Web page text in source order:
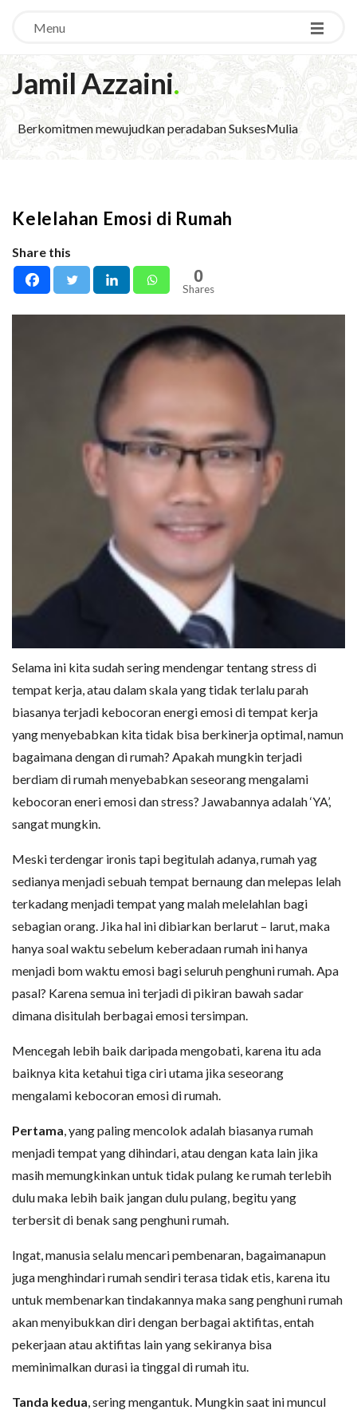
Menu
Jamil Azzaini.
Berkomitmen mewujudkan peradaban SuksesMulia
Kelelahan Emosi di Rumah
Share this
0
Shares
Selama ini kita sudah sering mendengar tentang stress di
tempat kerja, atau dalam skala yang tidak terlalu parah
biasanya terjadi kebocoran energi emosi di tempat kerja
yang menyebabkan kita tidak bisa berkinerja optimal, namun
bagaimana dengan di rumah? Apakah mungkin terjadi
berdiam di rumah menyebabkan seseorang mengalami
kebocoran eneri emosi dan stress? Jawabannya adalah ‘YA’,
sangat mungkin.
Meski terdengar ironis tapi begitulah adanya, rumah yag
sedianya menjadi sebuah tempat bernaung dan melepas lelah
terkadang menjadi tempat yang malah melelahlan bagi
sebagian orang. Jika hal ini dibiarkan berlarut – larut, maka
hanya soal waktu sebelum keberadaan rumah ini hanya
menjadi bom waktu emosi bagi seluruh penghuni rumah. Apa
pasal? Karena semua ini terjadi di pikiran bawah sadar
dimana disitulah berbagai emosi tersimpan.
Mencegah lebih baik daripada mengobati, karena itu ada
baiknya kita ketahui tiga ciri utama jika seseorang
mengalami kebocoran emosi di rumah.
Pertama, yang paling mencolok adalah biasanya rumah
menjadi tempat yang dihindari, atau dengan kata lain jika
masih memungkinkan untuk tidak pulang ke rumah terlebih
dulu maka lebih baik jangan dulu pulang, begitu yang
terbersit di benak sang penghuni rumah.
Ingat, manusia selalu mencari pembenaran, bagaimanapun
juga menghindari rumah sendiri terasa tidak etis, karena itu
untuk membenarkan tindakannya maka sang penghuni rumah
akan menyibukkan diri dengan berbagai aktifitas, entah
pekerjaan atau aktifitas lain yang sekiranya bisa
meminimalkan durasi ia tinggal di rumah itu.
Tanda kedua, sering mengantuk. Mungkin saat ini muncul